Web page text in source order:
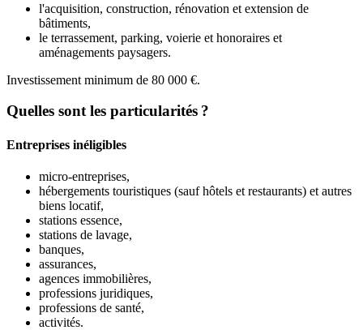
l'acquisition, construction, rénovation et extension de
bâtiments,
le terrassement, parking, voierie et honoraires et
aménagements paysagers.
Investissement minimum de 80 000 €.
Quelles sont les particularités ?
Entreprises inéligibles
micro-entreprises,
hébergements touristiques (sauf hôtels et restaurants) et autres
biens locatif,
stations essence,
stations de lavage,
banques,
assurances,
agences immobilières,
professions juridiques,
professions de santé,
activités.